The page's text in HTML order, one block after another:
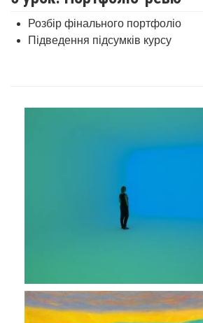
Розбір фінального портфоліо
Підведення підсумків курсу